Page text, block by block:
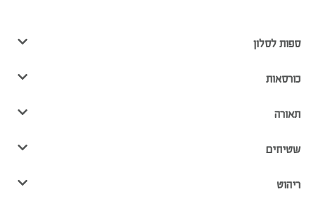
ספות לסלון
כורסאות
תאורה
שטיחים
ריהוט